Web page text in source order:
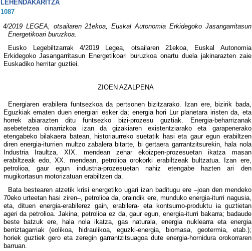
LEHENDAKARITZA
1087
4/2019 LEGEA, otsailaren 21ekoa, Euskal Autonomia Erkidegoko Jasangarritasun
Energetikoari buruzkoa.
Eusko Legebiltzarrak 4/2019 Legea, otsailaren 21ekoa, Euskal Autonomia
Erkidegoko Jasangarritasun Energetikoari buruzkoa onartu duela jakinarazten zaie
Euskadiko herritar guztiei.
ZIOEN AZALPENA
Energiaren erabilera funtsezkoa da pertsonen bizitzarako. Izan ere, bizirik bada,
Eguzkiak ematen duen energiari esker da; energia hori Lur planetara iristen da, eta
horrek abiarazten ditu funtsezko bizi-prozesu guztiak. Energia-beharrizanak
asebetetzea oinarrizkoa izan da gizakiaren existentziarako eta garapenerako
etengabeko bilakaera batean, historiaurreko suetatik hasi eta gaur egun erabiltzen
diren energia-iturrien multzo zabalera bitarte, bi gertaera garrantzitsurekin, hala nola
Industria Iraultza, XIX. mendean zehar ekoizpen-prozesuetan ikatza masan
erabiltzeak edo, XX. mendean, petrolioa orokorki erabiltzeak bultzatua. Izan ere,
petrolioa, gaur egun industria-prozesuetan nahiz etengabe hazten ari den
mugikortasun motorizatuan erabiltzen da.
Bata bestearen atzetik krisi energetiko ugari izan baditugu ere –joan den mendeko
70eko urteetan hasi ziren–, petrolioa da, oraindik ere, munduko energia-iturri nagusia,
eta, dituen energia-erabilerez gain, erabilera- eta kontsumo-produktu ia guztietan
ageri da petrolioa. Jakina, petrolioa ez da, gaur egun, energia-iturri bakarra; badaude
beste batzuk ere, hala nola ikatza, gas naturala, energia nuklearra eta energia
berriztagarriak (eolikoa, hidraulikoa, eguzki-energia, biomasa, geotermia, etab.);
horiek guztiek gero eta zeregin garrantzitsuagoa dute energia-hornidura orokorraren
barruan.